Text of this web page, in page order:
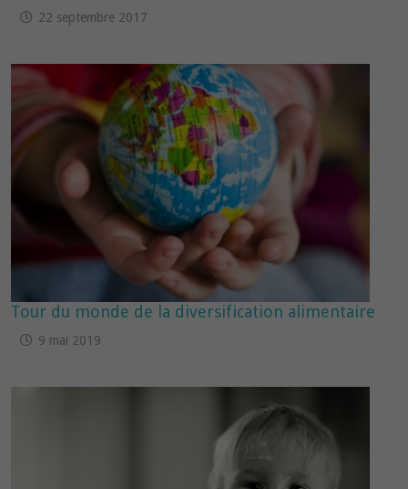
22 septembre 2017
Tour du monde de la diversification alimentaire
9 mai 2019